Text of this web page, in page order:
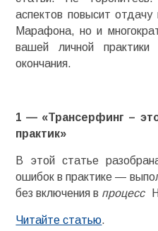
аспектов повысит
Марафона, но и
вашей личной практики
окончания.
1 — «Трансерфинг –
практик»
В этой статье
ошибок в практике —
без включения в процесс
Читайте статью.